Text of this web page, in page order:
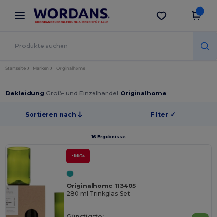
× Wordans App
Bessere Preise in der App!
App holen
Startseite Marken Originalhome
Bekleidung Groß- und Einzelhandel Originalhome
Sortieren nach Filter ✓
16 Ergebnisse.
-66%
Originalhome 113405
280 ml Trinkglas Set